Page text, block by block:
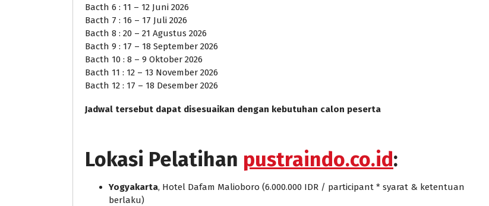
Bacth 6 : 11 – 12 Juni 2026
Bacth 7 : 16 – 17 Juli 2026
Bacth 8 : 20 – 21 Agustus 2026
Bacth 9 : 17 – 18 September 2026
Bacth 10 : 8 – 9 Oktober 2026
Bacth 11 : 12 – 13 November 2026
Bacth 12 : 17 – 18 Desember 2026
Jadwal tersebut dapat disesuaikan dengan kebutuhan calon peserta
Lokasi Pelatihan pustraindo.co.id:
Yogyakarta, Hotel Dafam Malioboro (6.000.000 IDR / participant * syarat & ketentuan
berlaku)